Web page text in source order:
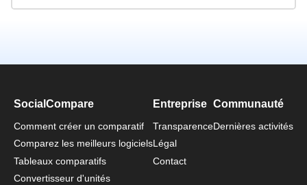
SocialCompare
Comment créer un comparatif
Comparez les meilleurs logiciels
Tableaux comparatifs
Convertisseur d'unités
Entreprise
Transparence
Légal
Contact
Communauté
Dernières activités